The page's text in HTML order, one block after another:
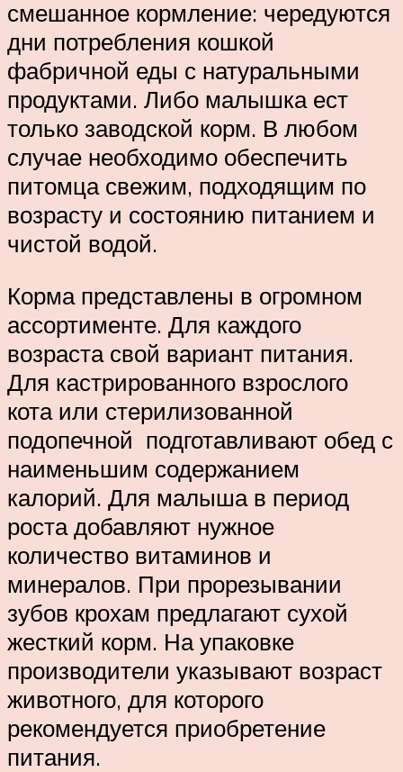
смешанное кормление: чередуются
дни потребления кошкой
фабричной еды с натуральными
продуктами. Либо малышка ест
только заводской корм. В любом
случае необходимо обеспечить
питомца свежим, подходящим по
возрасту и состоянию питанием и
чистой водой.
Корма представлены в огромном
ассортименте. Для каждого
возраста свой вариант питания.
Для кастрированного взрослого
кота или стерилизованной
подопечной подготавливают обед с
наименьшим содержанием
калорий. Для малыша в период
роста добавляют нужное
количество витаминов и
минералов. При прорезывании
зубов крохам предлагают сухой
жесткий корм. На упаковке
производители указывают возраст
животного, для которого
рекомендуется приобретение
питания.